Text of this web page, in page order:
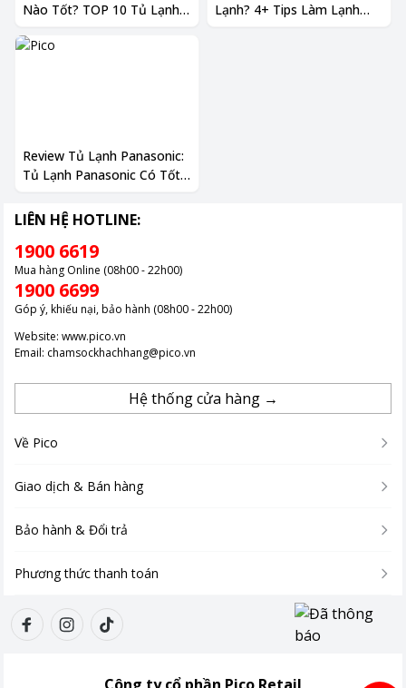
Nào Tốt? TOP 10 Tủ Lạnh
Lạnh? 4+ Tips Làm Lạnh
Review Tủ Lạnh Panasonic:
Tủ Lạnh Panasonic Có Tốt
Với Giá Tiền?
LIÊN HỆ HOTLINE:
1900 6619
Mua hàng Online (08h00 - 22h00)
1900 6699
Góp ý, khiếu nại, bảo hành (08h00 - 22h00)
Website: www.pico.vn
Email: chamsockhachhang@pico.vn
Hệ thống cửa hàng →
Về Pico
Giao dịch & Bán hàng
Bảo hành & Đổi trả
Phương thức thanh toán